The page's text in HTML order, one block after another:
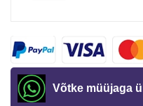
Võtke müüjaga